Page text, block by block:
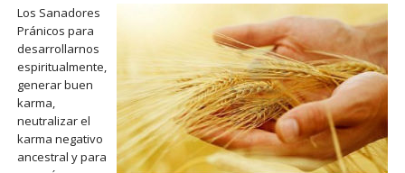
Los Sanadores
Pránicos para
desarrollarnos
espiritualmente,
generar buen
karma,
neutralizar el
karma negativo
ancestral y para